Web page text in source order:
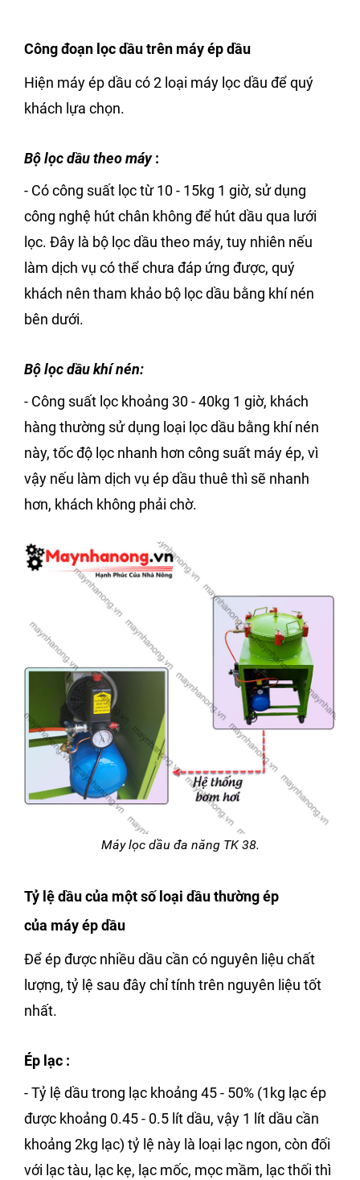
Công đoạn lọc dầu trên máy ép dầu
Hiện máy ép dầu có 2 loại máy lọc dầu để quý
khách lựa chọn.
Bộ lọc dầu theo máy:
- Có công suất lọc từ 10 - 15kg 1 giờ, sử dụng
công nghệ hút chân không để hút dầu qua lưới
lọc. Đây là bộ lọc dầu theo máy, tuy nhiên nếu
làm dịch vụ có thể chưa đáp ứng được, quý
khách nên tham khảo bộ lọc dầu bằng khí nén
bên dưới.
Bộ lọc dầu khí nén:
- Công suất lọc khoảng 30 - 40kg 1 giờ, khách
hàng thường sử dụng loại lọc dầu bằng khí nén
này, tốc độ lọc nhanh hơn công suất máy ép, vì
vậy nếu làm dịch vụ ép dầu thuê thì sẽ nhanh
hơn, khách không phải chờ.
Máy lọc dầu đa năng TK 38.
Tỷ lệ dầu của một số loại dầu thường ép
của máy ép dầu
Để ép được nhiều dầu cần có nguyên liệu chất
lượng, tỷ lệ sau đây chỉ tính trên nguyên liệu tốt
nhất.
Ép lạc :
- Tỷ lệ dầu trong lạc khoảng 45 - 50% (1kg lạc ép
được khoảng 0.45 - 0.5 lít dầu, vậy 1 lít dầu cần
khoảng 2kg lạc) tỷ lệ này là loại lạc ngon, còn đối
với lạc tàu, lạc kẹ, lạc mốc, mọc mầm, lạc thối thì